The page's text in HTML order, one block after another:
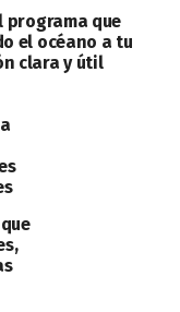
programa que
el océano a tu
clara y útil